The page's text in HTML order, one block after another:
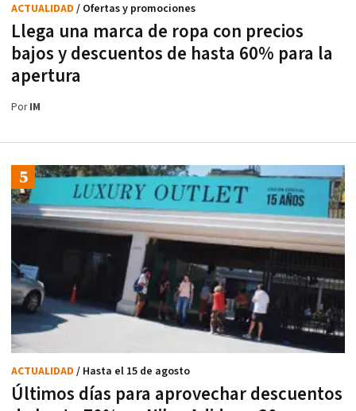
Llega una marca de ropa con precios
bajos y descuentos de hasta 60% para la
apertura
ACTUALIDAD / Ofertas y promociones
PorIM
Últimos días para aprovechar descuentos
ACTUALIDAD / Hasta el 15 de agosto